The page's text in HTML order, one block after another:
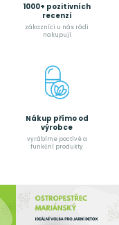
1000+ pozitivních
recenzí
zákazníci u nás rádi
nakupují
Nákup přímo od
výrobce
vyrábíme poctívé a
funkční produkty